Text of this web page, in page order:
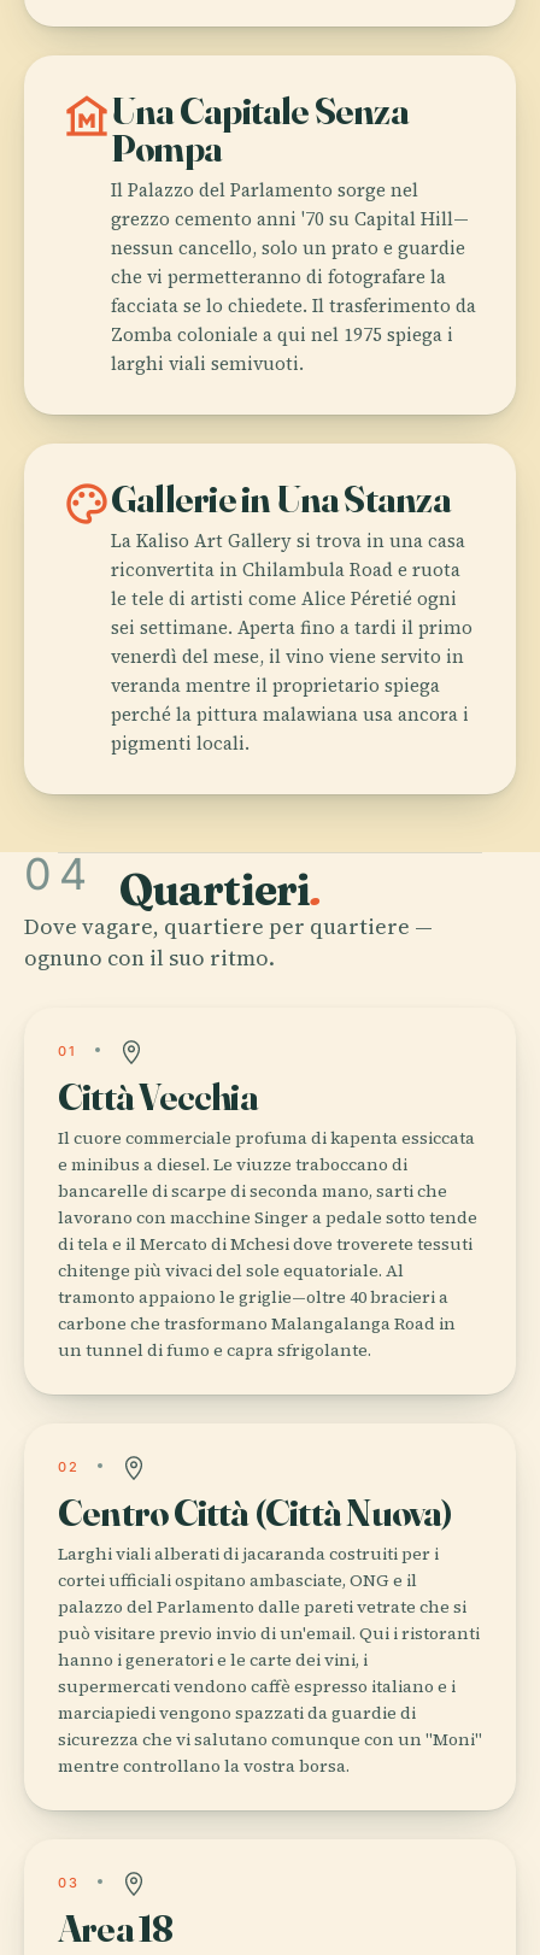
museumUna Capitale Senza
Pompa
Il Palazzo del Parlamento sorge nel
grezzo cemento anni '70 su Capital Hill—
nessun cancello, solo un prato e guardie
che vi permetteranno di fotografare la
facciata se lo chiedete. Il trasferimento da
Zomba coloniale a qui nel 1975 spiega i
larghi viali semivuoti.
paletteGallerie in Una Stanza
La Kaliso Art Gallery si trova in una casa
riconvertita in Chilambula Road e ruota
le tele di artisti come Alice Péretié ogni
sei settimane. Aperta fino a tardi il primo
venerdì del mese, il vino viene servito in
veranda mentre il proprietario spiega
perché la pittura malawiana usa ancora i
pigmenti locali.
04 Quartieri.
Dove vagare, quartiere per quartiere —
ognuno con il suo ritmo.
01
Città Vecchia
Il cuore commerciale profuma di kapenta essiccata
e minibus a diesel. Le viuzze traboccano di
bancarelle di scarpe di seconda mano, sarti che
lavorano con macchine Singer a pedale sotto tende
di tela e il Mercato di Mchesi dove troverete tessuti
chitenge più vivaci del sole equatoriale. Al
tramonto appaiono le griglie—oltre 40 bracieri a
carbone che trasformano Malangalanga Road in
un tunnel di fumo e capra sfrigolante.
02
Centro Città (Città Nuova)
Larghi viali alberati di jacaranda costruiti per i
cortei ufficiali ospitano ambasciate, ONG e il
palazzo del Parlamento dalle pareti vetrate che si
può visitare previo invio di un'email. Qui i ristoranti
hanno i generatori e le carte dei vini, i
supermercati vendono caffè espresso italiano e i
marciapiedi vengono spazzati da guardie di
sicurezza che vi salutano comunque con un "Moni"
mentre controllano la vostra borsa.
03
Area 18